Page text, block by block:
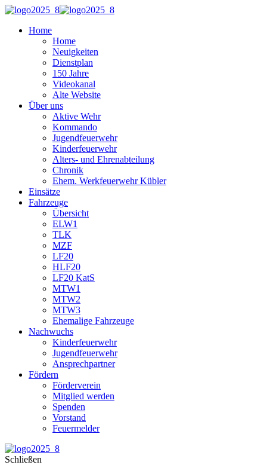
Home
Home
Neuigkeiten
Dienstplan
150 Jahre
Videokanal
Alte Website
Über uns
Aktive Wehr
Kommando
Jugendfeuerwehr
Kinderfeuerwehr
Alters- und Ehrenabteilung
Chronik
Ehem. Werkfeuerwehr Kübler
Einsätze
Fahrzeuge
Übersicht
ELW1
TLK
MZF
LF20
HLF20
LF20 KatS
MTW1
MTW2
MTW3
Ehemalige Fahrzeuge
Nachwuchs
Kinderfeuerwehr
Jugendfeuerwehr
Ansprechpartner
Fördern
Förderverein
Mitglied werden
Spenden
Vorstand
Feuermelder
Schließen